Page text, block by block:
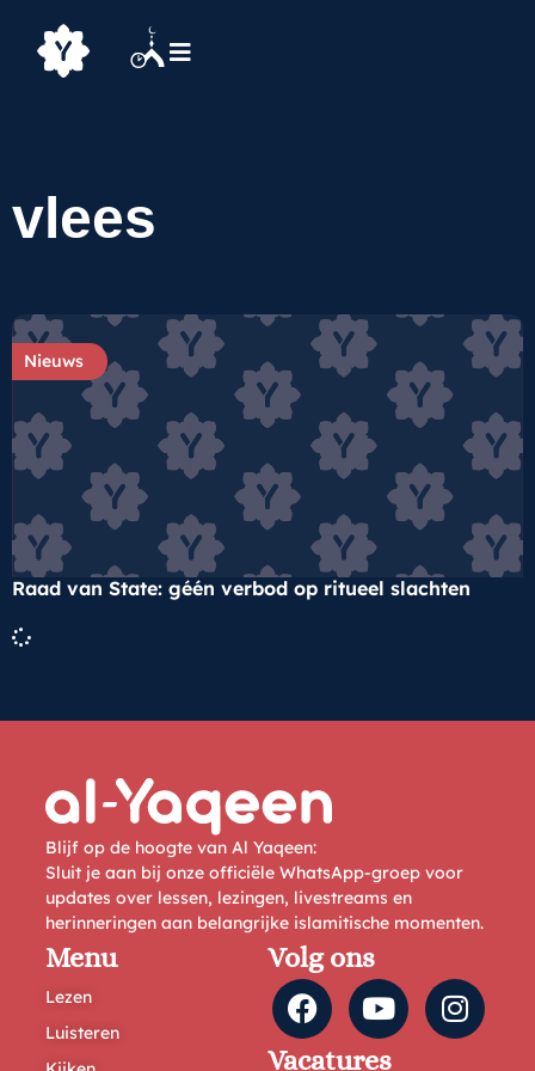
vlees
Nieuws
Raad van State: géén verbod op ritueel slachten
Blijf op de hoogte van Al Yaqeen:
Sluit je aan bij onze officiële WhatsApp-groep voor
updates over lessen, lezingen, livestreams en
herinneringen aan belangrijke islamitische momenten.
Menu
Lezen
Luisteren
Volg ons
Vacatures